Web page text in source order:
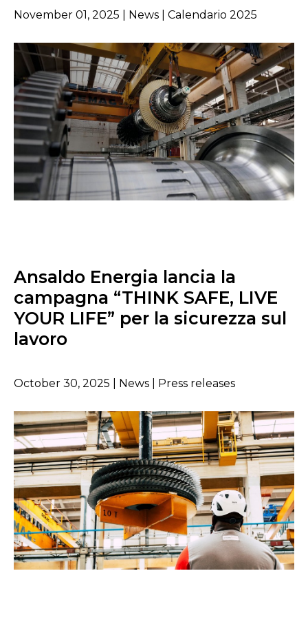
November 01, 2025 | News | Calendario 2025
Ansaldo Energia lancia la
campagna “THINK SAFE, LIVE
YOUR LIFE” per la sicurezza sul
lavoro
October 30, 2025 | News | Press releases